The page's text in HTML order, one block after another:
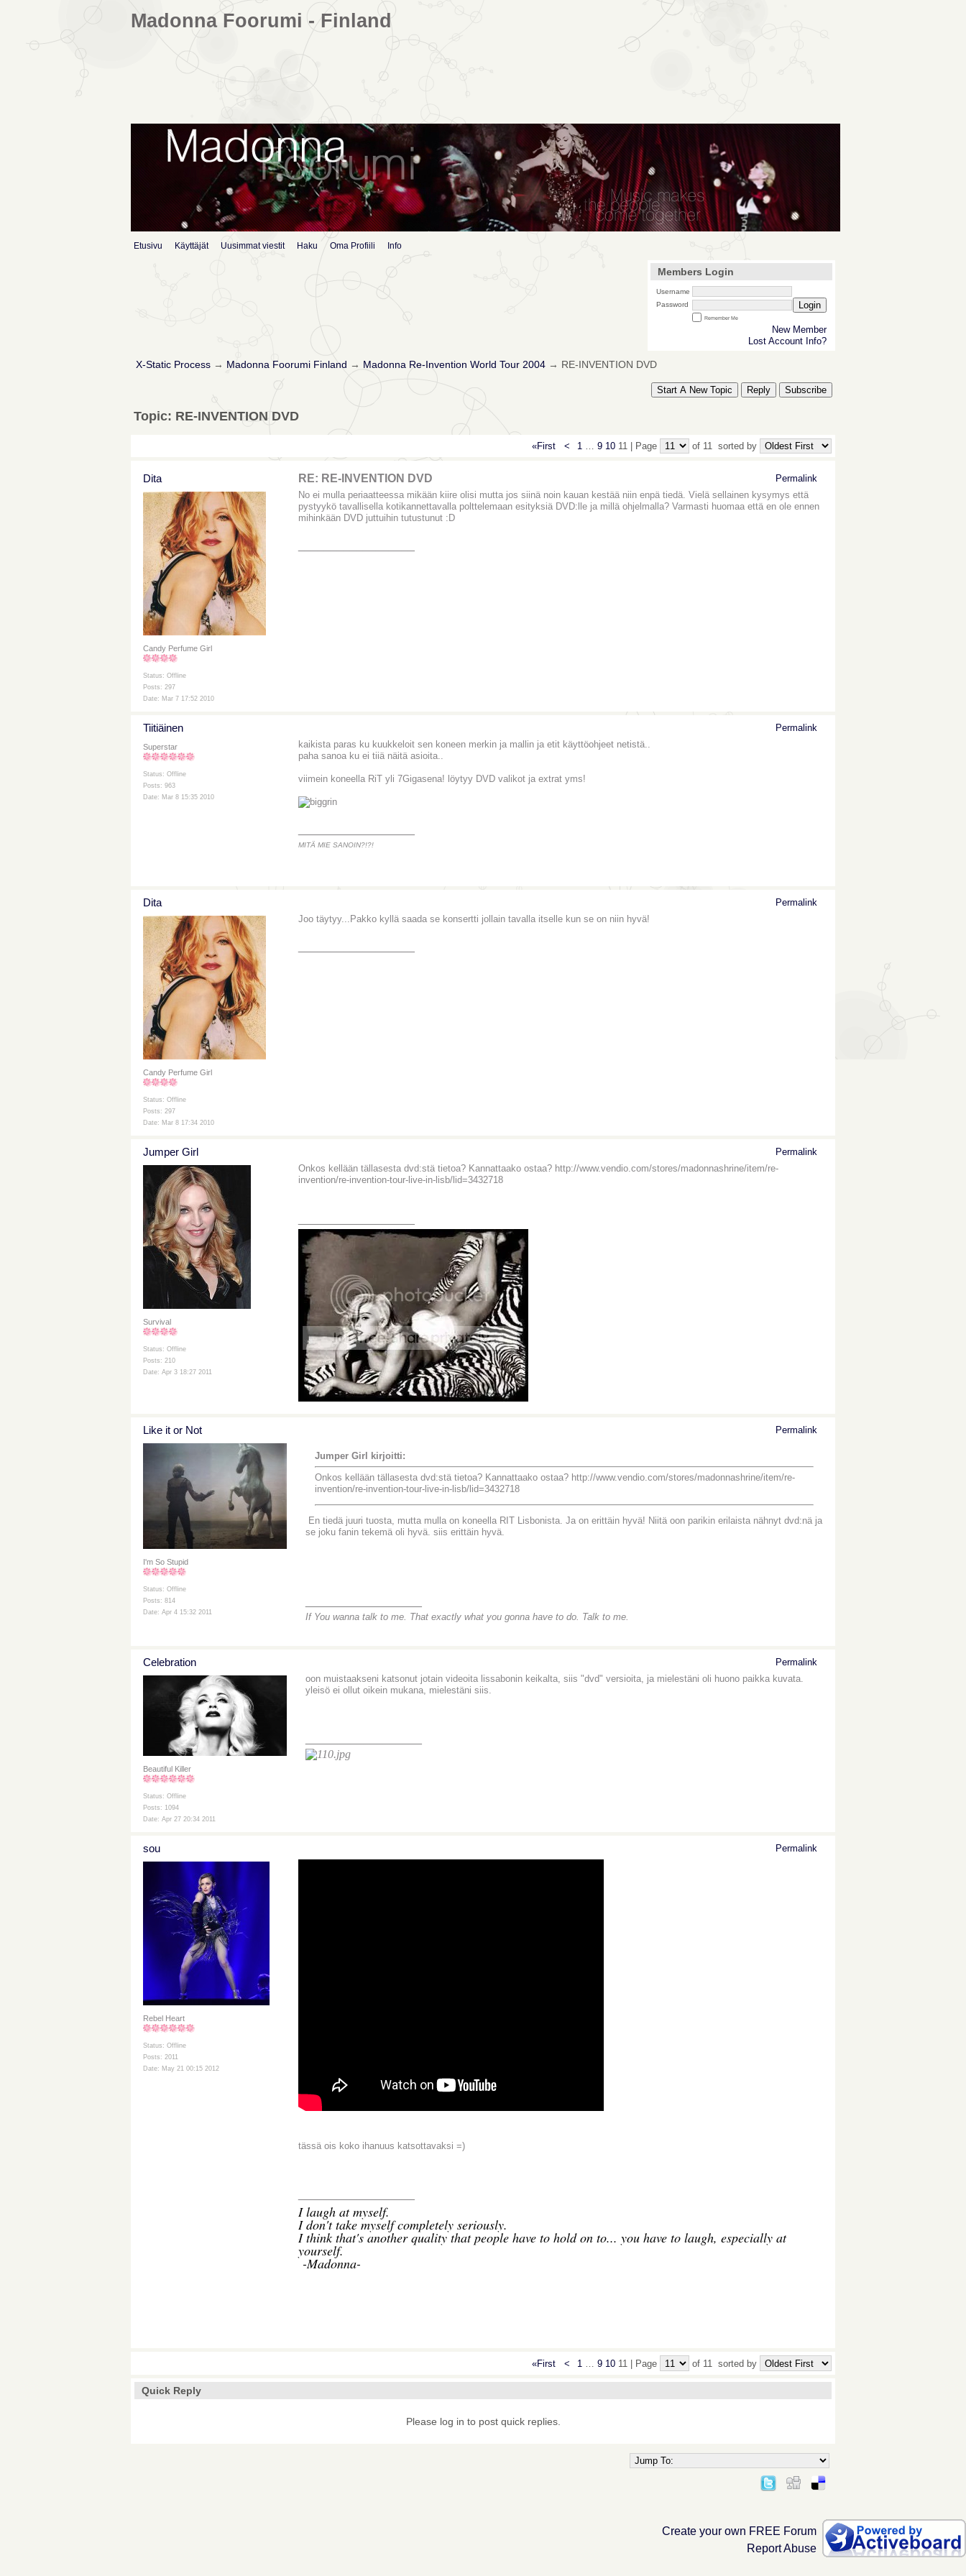
Madonna Foorumi - Finland
Etusivu Käyttäjät Uusimmat viestit Haku Oma Profiili Info
Members Login
Username
Password
Login
Remember Me
New Member
Lost Account Info?
X-Static Process→ Madonna Foorumi Finland → Madonna Re-Invention World Tour 2004→ RE-INVENTION DVD
Start A New Topic Reply Subscribe
Topic: RE-INVENTION DVD
«First < 1… 9 1011 | Page of 11 sorted by
Dita
Candy Perfume Girl
Status: Offline
Posts: 297
Date: Mar 7 17:52 2010
RE: RE-INVENTION DVD
Permalink
No ei mulla periaatteessa mikään kiire olisi mutta jos siinä noin kauan kestää niin enpä tiedä. Vielä sellainen kysymys että
pystyykö tavallisella kotikannettavalla polttelemaan esityksiä DVD:lle ja millä ohjelmalla? Varmasti huomaa että en ole ennen
mihinkään DVD juttuihin tutustunut :D
Tiitiäinen
Superstar
Status: Offline
Posts: 963
Date: Mar 8 15:35 2010
Permalink
kaikista paras ku kuukkeloit sen koneen merkin ja mallin ja etit käyttöohjeet netistä..
paha sanoa ku ei tiiä näitä asioita..
viimein koneella RiT yli 7Gigasena! löytyy DVD valikot ja extrat yms!
MITÄ MIE SANOIN?!?!
Dita
Candy Perfume Girl
Status: Offline
Posts: 297
Date: Mar 8 17:34 2010
Permalink
Joo täytyy...Pakko kyllä saada se konsertti jollain tavalla itselle kun se on niin hyvä!
Jumper Girl
Survival
Status: Offline
Posts: 210
Date: Apr 3 18:27 2011
Permalink
Onkos kellään tällasesta dvd:stä tietoa? Kannattaako ostaa? http://www.vendio.com/stores/madonnashrine/item/re-
invention/re-invention-tour-live-in-lisb/lid=3432718
Like it or Not
I'm So Stupid
Status: Offline
Posts: 814
Date: Apr 4 15:32 2011
Permalink
Jumper Girl kirjoitti:
Onkos kellään tällasesta dvd:stä tietoa? Kannattaako ostaa? http://www.vendio.com/stores/madonnashrine/item/re-
invention/re-invention-tour-live-in-lisb/lid=3432718
En tiedä juuri tuosta, mutta mulla on koneella RIT Lisbonista. Ja on erittäin hyvä! Niitä oon parikin erilaista nähnyt dvd:nä ja
se joku fanin tekemä oli hyvä. siis erittäin hyvä.
If You wanna talk to me. That exactly what you gonna have to do. Talk to me.
Celebration
Beautiful Killer
Status: Offline
Posts: 1094
Date: Apr 27 20:34 2011
Permalink
oon muistaakseni katsonut jotain videoita lissabonin keikalta, siis "dvd" versioita, ja mielestäni oli huono paikka kuvata.
yleisö ei ollut oikein mukana, mielestäni siis.
sou
Rebel Heart
Status: Offline
Posts: 2011
Date: May 21 00:15 2012
Permalink
tässä ois koko ihanuus katsottavaksi =)
Ilaugh at myself.
I don't take myself completely seriously.
I think that's another quality that people have to hold on to... you have to laugh, especially at
yourself.
-Madonna-
«First < 1 9 1011 | Page of 11 sorted by
Quick Reply
Please log in to post quick replies.
Create your own FREE Forum
Report Abuse